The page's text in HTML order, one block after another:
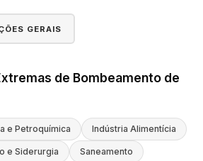
GERAIS
de Bombeamento de
e Petroquímica Indústria Alimentícia
e Siderurgia Saneamento